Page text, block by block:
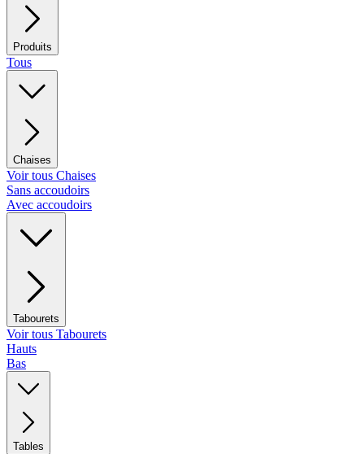
Produits
Tous
Chaises
Voir tous Chaises
Sans accoudoirs
Avec accoudoirs
Tabourets
Voir tous Tabourets
Hauts
Bas
Tables